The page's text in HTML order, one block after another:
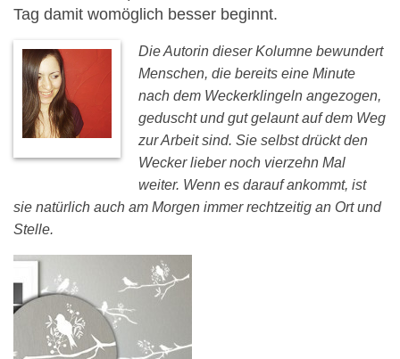
Tag damit womöglich besser beginnt.
Die Autorin dieser Kolumne bewundert
Menschen, die bereits eine Minute
nach dem Weckerklingeln angezogen,
geduscht und gut gelaunt auf dem Weg
zur Arbeit sind. Sie selbst drückt den
Wecker lieber noch vierzehn Mal
weiter. Wenn es darauf ankommt, ist
sie natürlich auch am Morgen immer rechtzeitig an Ort und
Stelle.